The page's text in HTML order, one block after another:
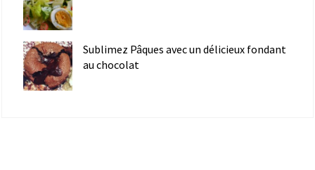
Sublimez Pâques avec un délicieux fondant
au chocolat